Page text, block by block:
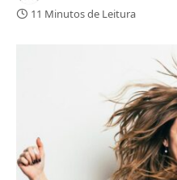
11 Minutos de Leitura